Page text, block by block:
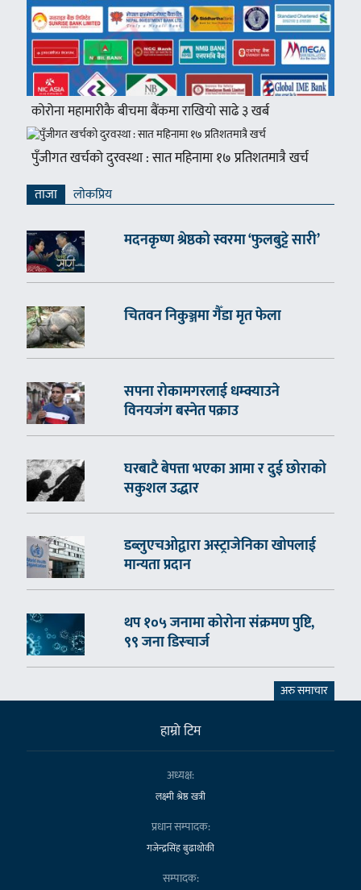
कोरोना महामारीकै बीचमा बैंकमा राखियो साढे ३ खर्ब
पुँजीगत खर्चको दुरवस्था : सात महिनामा १७ प्रतिशतमात्रै खर्च
ताजा लाेकप्रिय
मदनकृष्ण श्रेष्ठको स्वरमा ‘फुलबुट्टे सारी’
चितवन निकुञ्जमा गैँडा मृत फेला
सपना रोकामगरलाई धम्क्याउने
विनयजंग बस्नेत पक्राउ
घरबाटै बेपत्ता भएका आमा र दुई छोराको
सकुशल उद्धार
डब्लुएचओद्वारा अस्ट्राजेनिका खोपलाई
मान्यता प्रदान
थप १०५ जनामा कोरोना संक्रमण पुष्टि,
९९ जना डिस्चार्ज
अरु समाचार
हाम्राे टिम
अध्यक्ष:
लक्ष्मी श्रेष्ठ खत्री
प्रधान सम्पादक:
गजेन्द्रसिंह बुढाथोकी
सम्पादक: